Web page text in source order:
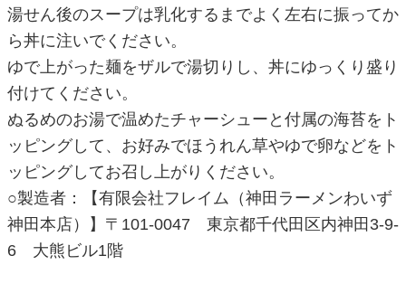
湯せん後のスープは乳化するまでよく左右に振ってか
ら丼に注いでください。
ゆで上がった麺をザルで湯切りし、丼にゆっくり盛り
付けてください。
ぬるめのお湯で温めたチャーシューと付属の海苔をト
ッピングして、お好みでほうれん草やゆで卵などをト
ッピングしてお召し上がりください。
○製造者：【有限会社フレイム（神田ラーメンわいず
神田本店）】〒101-0047 東京都千代田区内神田3-9-
6 大熊ビル1階